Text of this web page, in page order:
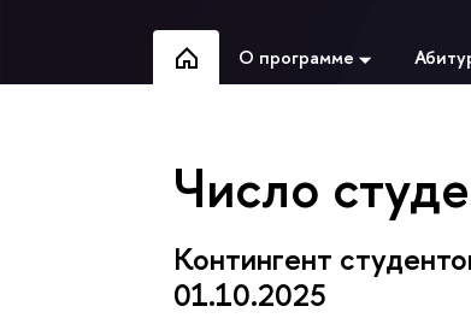
О программе
Число
Контингент
01.10.2025